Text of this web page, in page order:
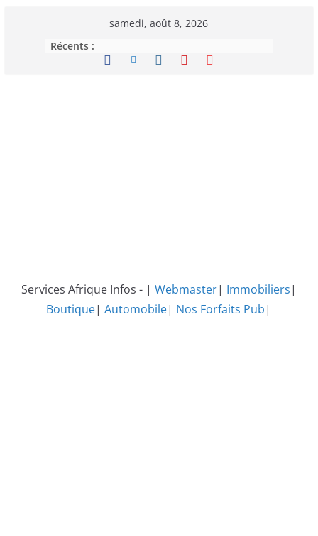
samedi, août 8, 2026
Récents :
Services Afrique Infos - | Webmaster| Immobiliers|
Boutique|Automobile| Nos Forfaits Pub|